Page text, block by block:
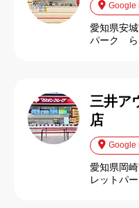
Google
愛知県安
パーク ら
三井ア
店
Google
愛知県岡
レットパ